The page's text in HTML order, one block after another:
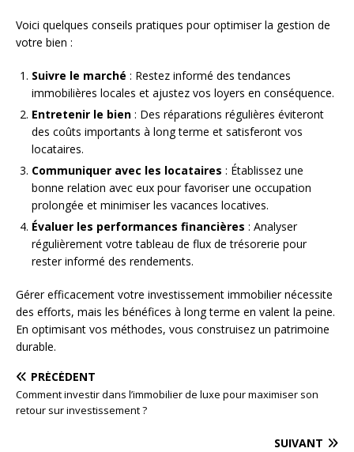
Voici quelques conseils pratiques pour optimiser la gestion de
votre bien :
Suivre le marché : Restez informé des tendances
immobilières locales et ajustez vos loyers en conséquence.
Entretenir le bien : Des réparations régulières éviteront
des coûts importants à long terme et satisferont vos
locataires.
Communiquer avec les locataires : Établissez une
bonne relation avec eux pour favoriser une occupation
prolongée et minimiser les vacances locatives.
Évaluer les performances financières : Analyser
régulièrement votre tableau de flux de trésorerie pour
rester informé des rendements.
Gérer efficacement votre investissement immobilier nécessite
des efforts, mais les bénéfices à long terme en valent la peine.
En optimisant vos méthodes, vous construisez un patrimoine
durable.
PRÉCÉDENT
Comment investir dans l’immobilier de luxe pour maximiser son
retour sur investissement ?
SUIVANT